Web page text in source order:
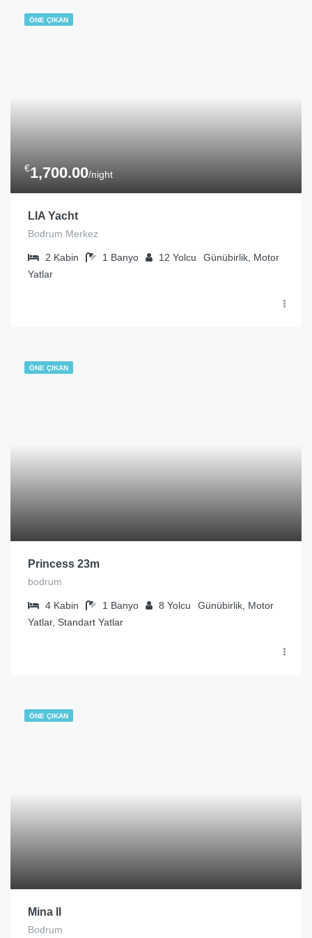
ÖNE ÇIKAN
€1,700.00/night
LIA Yacht
Bodrum Merkez
2 Kabin 1 Banyo 12 Yolcu
Günübirlik, Motor
Yatlar
ÖNE ÇIKAN
Princess 23m
bodrum
4 Kabin 1 Banyo 8 Yolcu
Günübirlik, Motor
Yatlar, Standart Yatlar
ÖNE ÇIKAN
Mina II
Bodrum